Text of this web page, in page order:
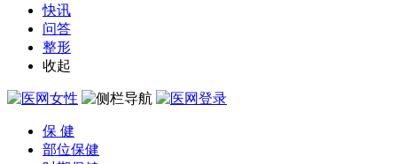
快讯
问答
整形
收起
保 健
部位保健